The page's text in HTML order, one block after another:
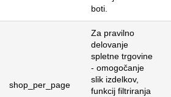
boti.
shop_per_page
Za pravilno
delovanje
spletne trgovine
- omogočanje
slik izdelkov,
funkcij filtriranja